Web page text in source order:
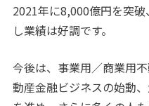
2021年に8,000億円を突破、
し業績は好調です。
今後は、事業用／商業用
動産金融ビジネスの始動